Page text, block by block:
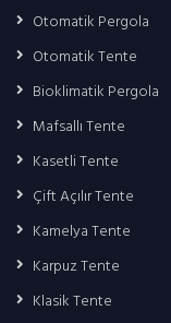
Otomatik Pergola
Otomatik Tente
Bioklimatik Pergola
Mafsallı Tente
Kasetli Tente
Çift Açılır Tente
Kamelya Tente
Karpuz Tente
Klasik Tente